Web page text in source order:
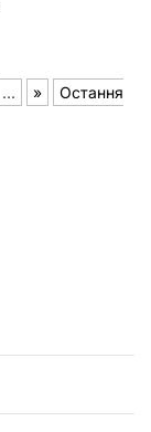
... »
Остання